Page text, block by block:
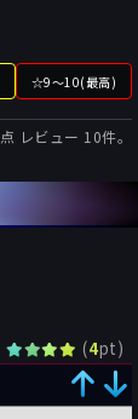
☆9～10(最高)
点 レビュー 10件。
(4pt)